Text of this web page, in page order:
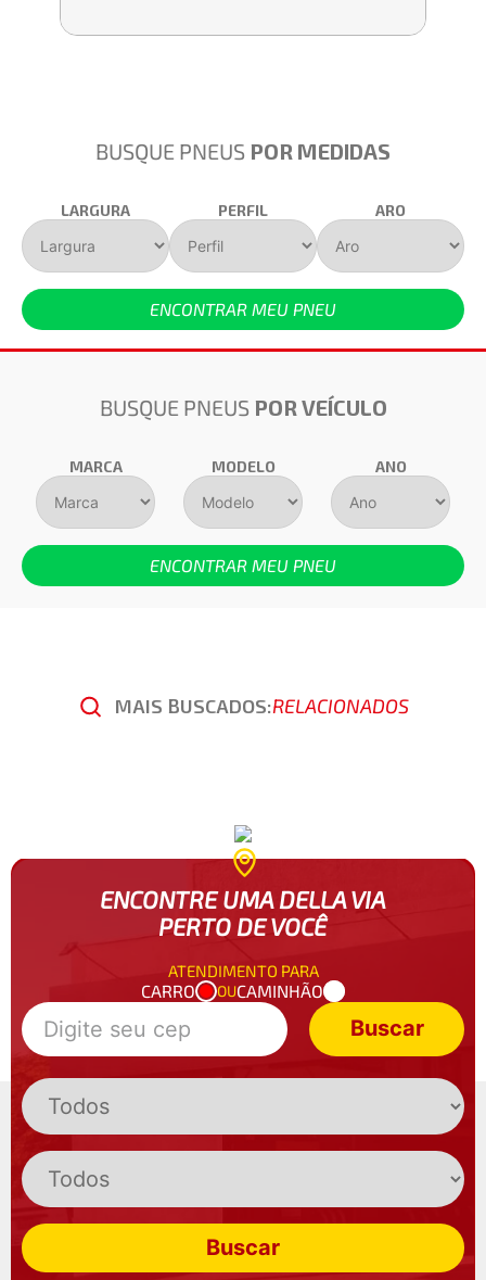
BUSQUE PNEUS POR MEDIDAS
LARGURA PERFIL ARO
ENCONTRAR MEU PNEU
BUSQUE PNEUS POR VEÍCULO
MARCA MODELO ANO
ENCONTRAR MEU PNEU
MAIS BUSCADOS:RELACIONADOS
ENCONTRE UMA DELLA VIA
PERTO DE VOCÊ
ATENDIMENTO PARA
CARRO OUCAMINHÃO
Buscar
Buscar